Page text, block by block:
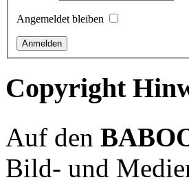
Angemeldet bleiben
Copyright
Auf den
Bild- und